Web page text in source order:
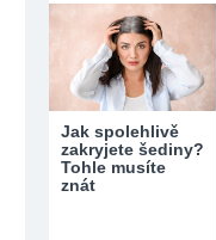
Jak spolehlivě
zakryjete šediny?
Tohle musíte
znát